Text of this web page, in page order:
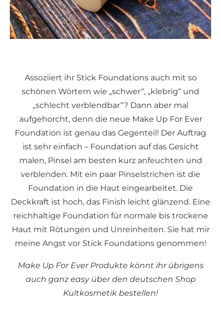
Assoziiert ihr Stick Foundations auch mit so
schönen Wörtern wie „schwer“, „klebrig“ und
„schlecht verblendbar“? Dann aber mal
aufgehorcht, denn die neue Make Up For Ever
Foundation ist genau das Gegenteil! Der Auftrag
ist sehr einfach – Foundation auf das Gesicht
malen, Pinsel am besten kurz anfeuchten und
verblenden. Mit ein paar Pinselstrichen ist die
Foundation in die Haut eingearbeitet. Die
Deckkraft ist hoch, das Finish leicht glänzend. Eine
reichhaltige Foundation für normale bis trockene
Haut mit Rötungen und Unreinheiten. Sie hat mir
meine Angst vor Stick Foundations genommen!
Make Up For Ever Produkte könnt ihr übrigens
auch ganz easy über den deutschen Shop
Kultkosmetik bestellen!